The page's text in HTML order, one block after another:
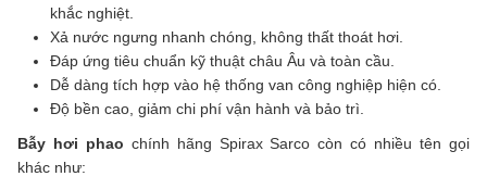
khắc nghiệt.
Xả nước ngưng nhanh chóng, không thất thoát hơi.
Đáp ứng tiêu chuẩn kỹ thuật châu Âu và toàn cầu.
Dễ dàng tích hợp vào hệ thống van công nghiệp hiện có.
Độ bền cao, giảm chi phí vận hành và bảo trì.
Bẫy hơi phao chính hãng Spirax Sarco còn có nhiều tên gọi
khác như: